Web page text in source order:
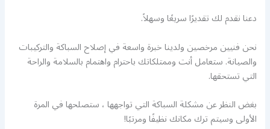
دعنا نقدم لك تقديرًا سريعًا وسهلاً.
نحن فنيين مرخصين ولدينا خبرة واسعة في إصلاح السباكة والتركيبات
والصيانة. ستعامل أنت وممتلكاتك باحترام واهتمام بالسلامة والراحة
التي تستحقها.
بغض النظر عن مشكلة السباكة التي تواجهها ، ستصلحها في المرة
الأولى وسيتم ترك مكانك نظيفًا ومرتبًا!